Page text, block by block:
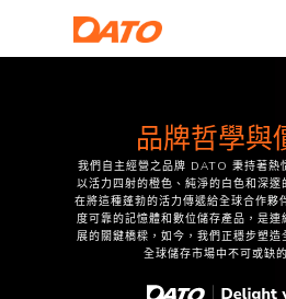
品牌哲學與
我們自主經營之品牌 DATO 秉持著熱
以活力四射的橙色、純淨的白色和深邃
在將這種蓬勃的活力傳遞給全球合作
度可靠的記憶體和數位儲存產品，是
展的關鍵橋樑，如今，我們正穩步塑
全球儲存市場中不可或缺